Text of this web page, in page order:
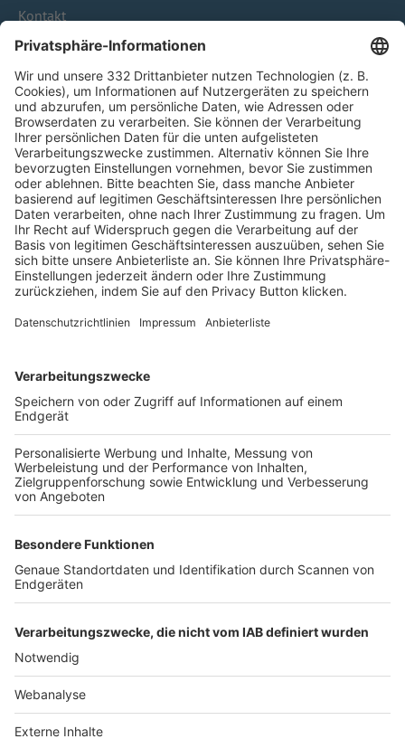
Kontakt
HÄUFIG BESUCHTE SEITEN
Pässe und Vereinswechsel
Trainerausbildung
Schulungsangebot Vereinsmitarbeiter
BFV-Geschäftsstellen
Trainerbörse
Login SpielPlus
FOLGE DEM BFV
TOP-VEREINE
TOP-PARTNER
Nutzungsbedingungen Datenschutz Impressum